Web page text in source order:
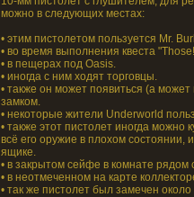
можно в следующих местах:
• этим пистолетом пользуется Mr.
• во время выполнения квеста
• в пещерах под Oasis.
• иногда с ним ходят торговцы.
• также он может появиться (а
замком.
• некоторые жители Underworld
• также этот пистолет иногда можно
всё его оружие в плохом состоянии,
ящике.
• в закрытом сейфе в комнате
• в неотмеченном на карте
• так же пистолет был замечен